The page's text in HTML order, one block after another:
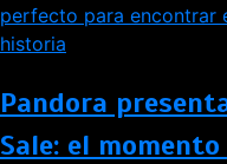
Pandora
Sale: el